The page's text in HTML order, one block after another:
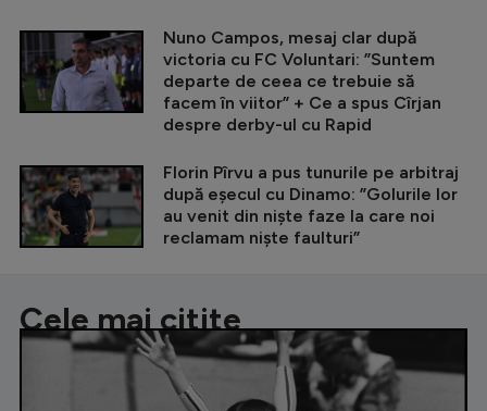
Nuno Campos, mesaj clar după
victoria cu FC Voluntari: ”Suntem
departe de ceea ce trebuie să
facem în viitor” + Ce a spus Cîrjan
despre derby-ul cu Rapid
Florin Pîrvu a pus tunurile pe arbitraj
după eșecul cu Dinamo: ”Golurile lor
au venit din niște faze la care noi
reclamam niște faulturi”
Cele mai citite